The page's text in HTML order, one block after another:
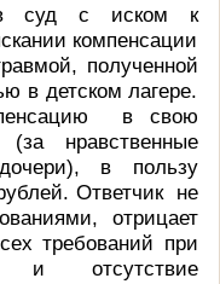
в суд с иском к
компенсации
полученной
в детском лагере.
в свою
нравственные
в пользу
Ответчик
не
отрицает
требований при
и отсутствие